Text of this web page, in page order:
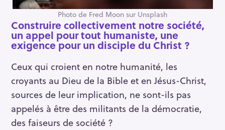
Photo de Fred Moon sur Unsplash
Construire collectivement notre société,
un appel pour tout humaniste, une
exigence pour un disciple du Christ ?
Ceux qui croient en notre humanité, les
croyants au Dieu de la Bible et en Jésus-Christ,
sources de leur implication, ne sont-ils pas
appelés à être des militants de la démocratie,
des faiseurs de société ?